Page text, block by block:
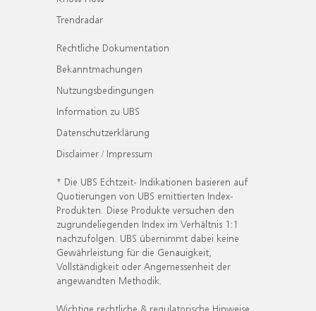
Trendradar
Rechtliche Dokumentation
Bekanntmachungen
Nutzungsbedingungen
Information zu UBS
Datenschutzerklärung
Disclaimer / Impressum
* Die UBS Echtzeit- Indikationen basieren auf
Quotierungen von UBS emittierten Index-
Produkten. Diese Produkte versuchen den
zugrundeliegenden Index im Verhältnis 1:1
nachzufolgen. UBS übernimmt dabei keine
Gewährleistung für die Genauigkeit,
Vollständigkeit oder Angemessenheit der
angewandten Methodik.